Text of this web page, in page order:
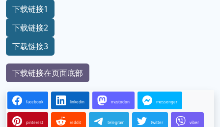
下载链接1
下载链接2
下载链接3
下载链接在页面底部
facebook linkedin mastodon messenger
pinterest reddit telegram twitter viber